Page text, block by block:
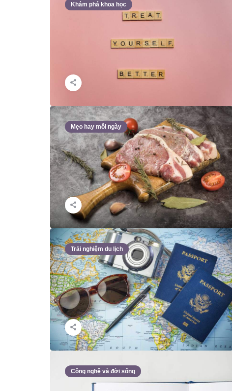
Khám phá khoa học
Mẹo hay mỗi ngày
Trải nghiệm du lịch
Công nghệ và đời sống